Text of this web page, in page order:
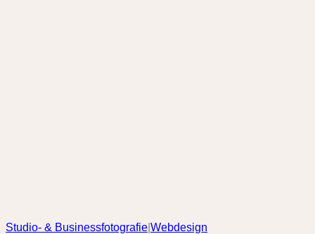
Studio- & Businessfotografie Webdesign